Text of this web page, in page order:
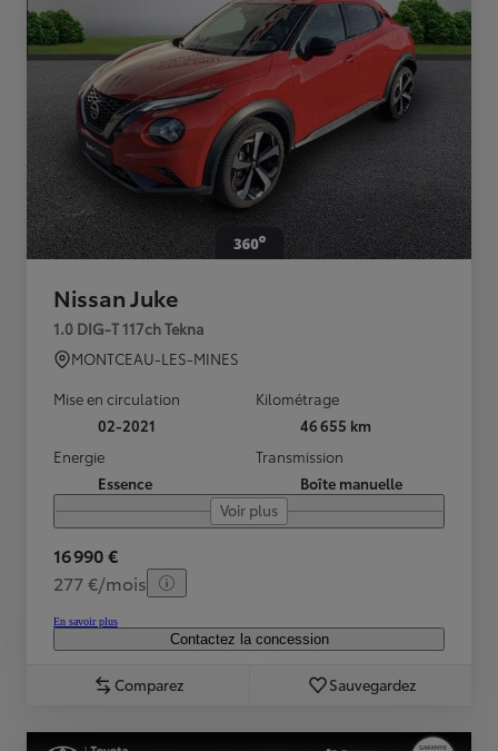
Nissan Juke
1.0 DIG-T 117ch Tekna
MONTCEAU-LES-MINES
Mise en circulation
02-2021
Kilométrage
46 655 km
Energie
Essence
Transmission
Boîte manuelle
Voir plus
16 990 €
277 €/mois
En savoir plus
Contactez la concession
Comparez Sauvegardez